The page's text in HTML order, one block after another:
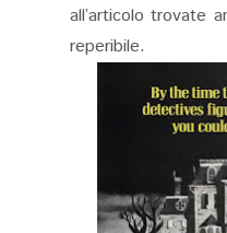
all’articolo trovate
reperibile.